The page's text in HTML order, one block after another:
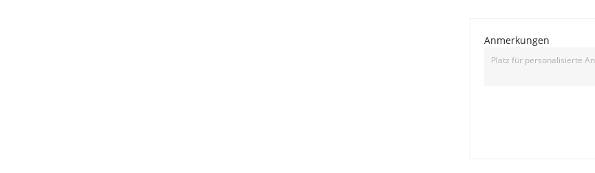
Anmerkungen